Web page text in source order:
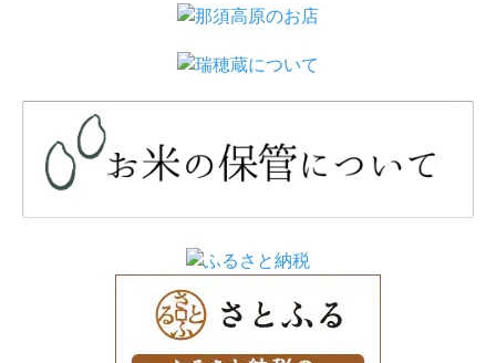
白米5Kg袋（日本一の
コシヒカリ 令和7年度産）
のコシヒカリ 令和7年度
産）
9,200円(税込)